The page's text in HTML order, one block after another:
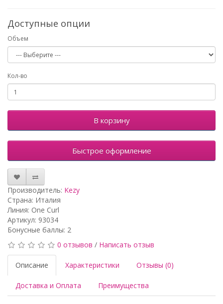
Доступные опции
Объем
Кол-во
В корзину
Быстрое оформление
Производитель: Kezy
Страна: Италия
Линия: One Curl
Артикул: 93034
Бонусные баллы: 2
0 отзывов / Написать отзыв
Описание Характеристики Отзывы (0)
Доставка и Оплата Преимущества